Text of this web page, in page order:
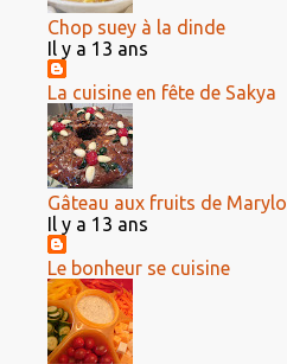
Chop suey à la dinde
Il y a 13 ans
La cuisine en fête de Sakya
Gâteau aux fruits de Marylo
Il y a 13 ans
Le bonheur se cuisine